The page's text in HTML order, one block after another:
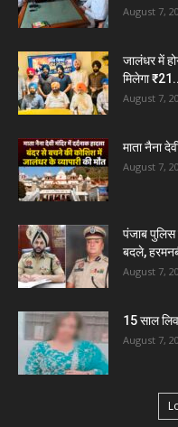
August 7,
जालंधर में
मिलेगा
August 7,
माता नैना
August 7,
पंजाब
बदले,
August 7,
15 साल
August 7,